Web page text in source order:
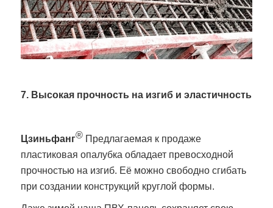
7. Высокая прочность на изгиб и эластичность
Цзиньфанг® Предлагаемая к продаже
пластиковая опалубка обладает превосходной
прочностью на изгиб. Её можно свободно сгибать
при создании конструкций круглой формы.